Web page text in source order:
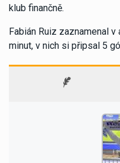
klub finančně.
Fabián Ruiz zaznamenal
minut, v nich si připsal 5